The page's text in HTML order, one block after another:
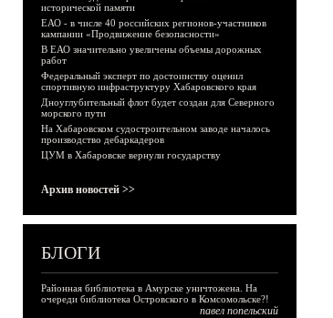
исторической памяти
ЕАО - в числе 40 российских регионов-участников
кампании «Продвижение безопасности»
В ЕАО значительно увеличены объемы дорожных
работ
Федеральный эксперт по достоинству оценил
спортивную инфраструктуру Хабаровского края
Дноуглубительный флот будет создан для Северного
морского пути
На Хабаровском судостроительном заводе началось
производство дебаркадеров
ЦУМ в Хабаровске вернули государству
Архив новостей >>
БЛОГИ
Районная библиотека в Амурске уничтожена. На
очереди библиотека Островского в Комсомольске?!
павел попельский